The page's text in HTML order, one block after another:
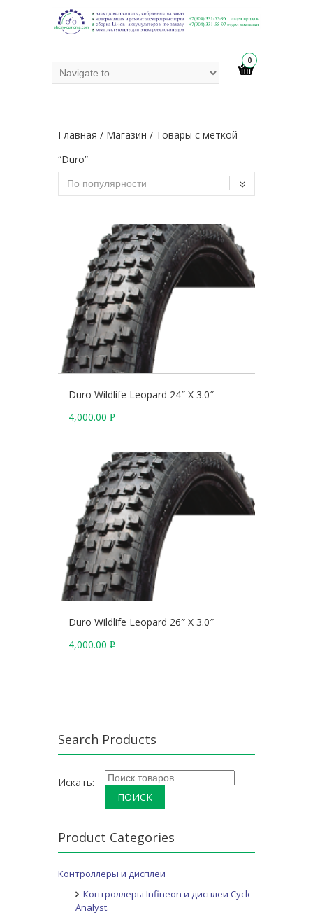
0
Главная / Магазин / Товары с меткой
“Duro”
Duro Wildlife Leopard 24″ X 3.0″
4,000.00 Р
.
Duro Wildlife Leopard 26″ X 3.0″
4,000.00 Р
Search Products
Искать:
Product Categories
Контроллеры и дисплеи
Контроллеры Infineon и дисплеи Cycle
Analyst.